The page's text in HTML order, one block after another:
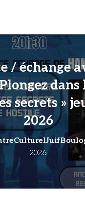
/ échange
secrets »
2026
2026